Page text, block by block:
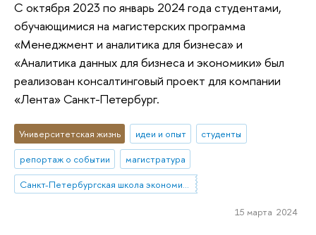
С октября 2023 по январь 2024 года студентами,
обучающимися на магистерских программа
«Менеджмент и аналитика для бизнеса» и
«Аналитика данных для бизнеса и экономики» был
реализован консалтинговый проект для компании
«Лента» Санкт-Петербург.
Университетская жизнь идеи и опыт
студенты
репортаж о событии
магистратура
15 марта 2024